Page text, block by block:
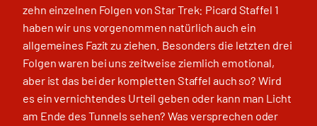
zehn einzelnen Folgen von Star Trek: Picard Staffel 1
haben wir uns vorgenommen natürlich auch ein
allgemeines Fazit zu ziehen. Besonders die letzten drei
Folgen waren bei uns zeitweise ziemlich emotional,
aber ist das bei der kompletten Staffel auch so? Wird
es ein vernichtendes Urteil geben oder kann man Licht
am Ende des Tunnels sehen? Was versprechen oder